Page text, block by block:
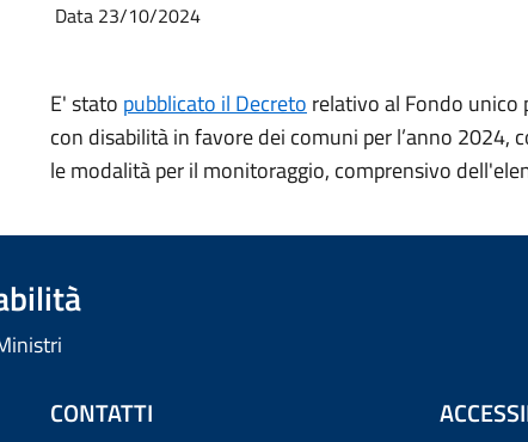
Data 23/10/2024
E' stato pubblicato il Decreto relativo al Fondo unico
con disabilità in favore dei comuni per l’anno 2024,
le modalità per il monitoraggio, comprensivo
CONTATTI